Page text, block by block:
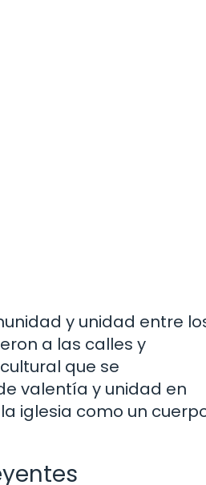
y unidad entre
a las calles y
que se
valentía y unidad en
iglesia como un